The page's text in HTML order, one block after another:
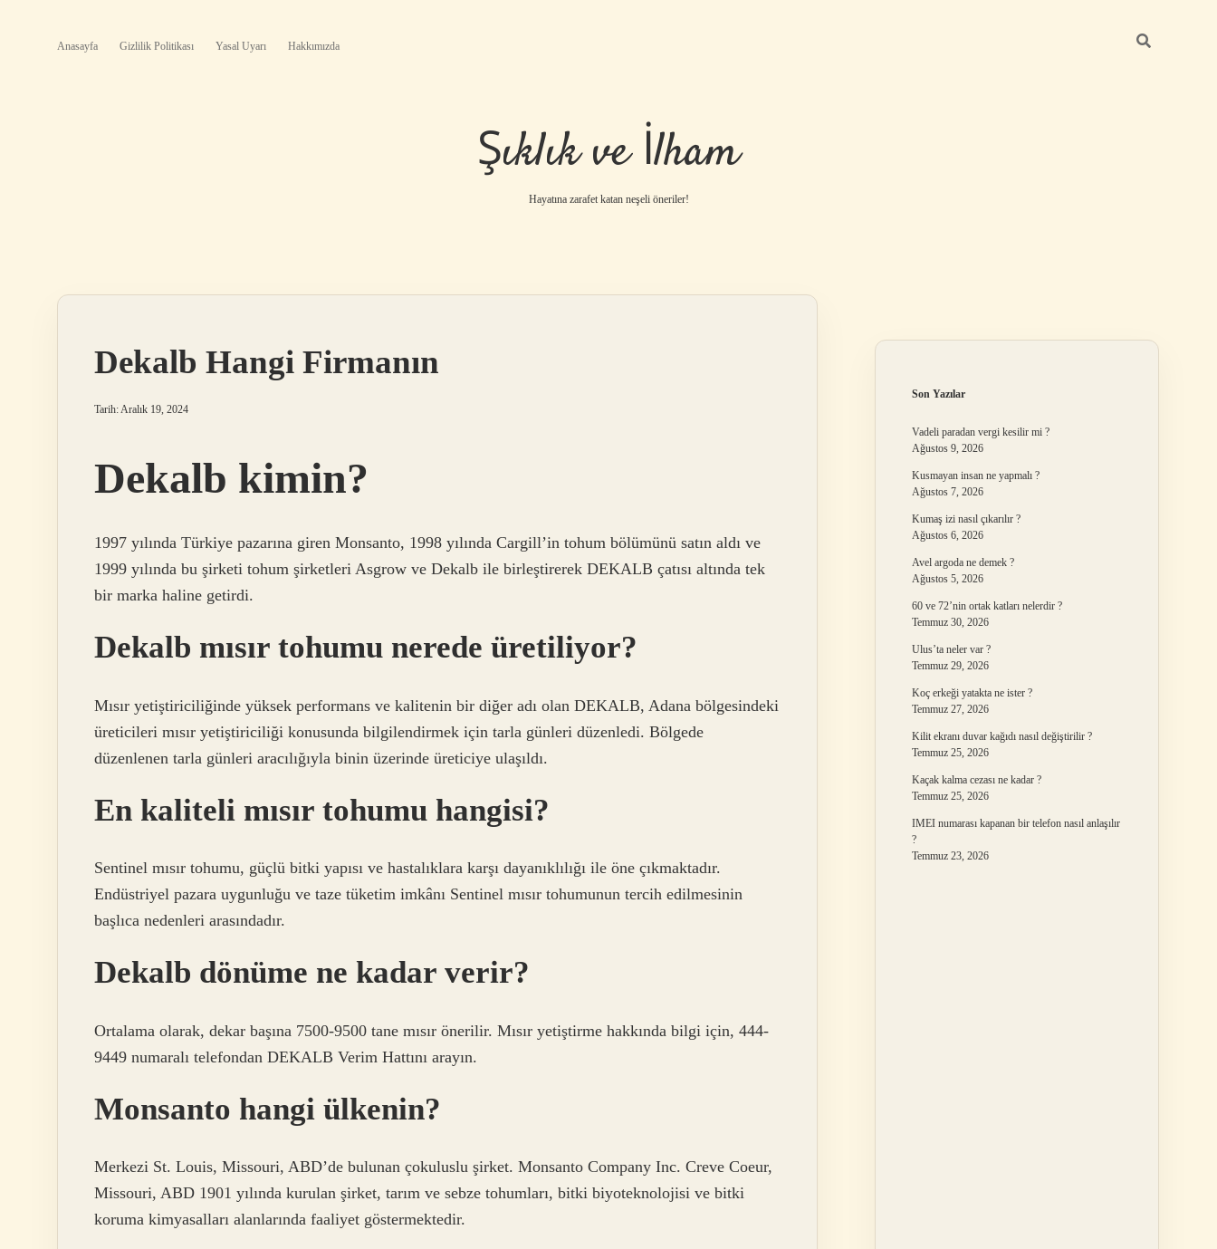
Anasayfa Gizlilik Politikası Yasal Uyarı Hakkımızda
Şıklık ve İlham
Hayatına zarafet katan neşeli öneriler!
Dekalb Hangi Firmanın
Tarih: Aralık 19, 2024
Dekalb kimin?
1997 yılında Türkiye pazarına giren Monsanto, 1998 yılında Cargill’in tohum bölümünü satın aldı ve
1999 yılında bu şirketi tohum şirketleri Asgrow ve Dekalb ile birleştirerek DEKALB çatısı altında tek
bir marka haline getirdi.
Dekalb mısır tohumu nerede üretiliyor?
Mısır yetiştiriciliğinde yüksek performans ve kalitenin bir diğer adı olan DEKALB, Adana bölgesindeki
üreticileri mısır yetiştiriciliği konusunda bilgilendirmek için tarla günleri düzenledi. Bölgede
düzenlenen tarla günleri aracılığıyla binin üzerinde üreticiye ulaşıldı.
En kaliteli mısır tohumu hangisi?
Sentinel mısır tohumu, güçlü bitki yapısı ve hastalıklara karşı dayanıklılığı ile öne çıkmaktadır.
Endüstriyel pazara uygunluğu ve taze tüketim imkânı Sentinel mısır tohumunun tercih edilmesinin
başlıca nedenleri arasındadır.
Dekalb dönüme ne kadar verir?
Ortalama olarak, dekar başına 7500-9500 tane mısır önerilir. Mısır yetiştirme hakkında bilgi için, 444-
9449 numaralı telefondan DEKALB Verim Hattını arayın.
Monsanto hangi ülkenin?
Merkezi St. Louis, Missouri, ABD’de bulunan çokuluslu şirket. Monsanto Company Inc. Creve Coeur,
Missouri, ABD 1901 yılında kurulan şirket, tarım ve sebze tohumları, bitki biyoteknolojisi ve bitki
koruma kimyasalları alanlarında faaliyet göstermektedir.
Son Yazılar
Vadeli paradan vergi kesilir mi ?
Ağustos 9, 2026
Kusmayan insan ne yapmalı ?
Ağustos 7, 2026
Kumaş izi nasıl çıkarılır ?
Ağustos 6, 2026
Avel argoda ne demek ?
Ağustos 5, 2026
60 ve 72’nin ortak katları nelerdir ?
Temmuz 30, 2026
Ulus’ta neler var ?
Temmuz 29, 2026
Koç erkeği yatakta ne ister ?
Temmuz 27, 2026
Kilit ekranı duvar kağıdı nasıl değiştirilir ?
Temmuz 25, 2026
Kaçak kalma cezası ne kadar ?
Temmuz 25, 2026
IMEI numarası kapanan bir telefon nasıl anlaşılır
?
Temmuz 23, 2026